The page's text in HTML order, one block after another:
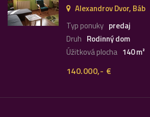
Alexandrov Dvor, Báb
Typ ponuky predaj
Druh Rodinný dom
Úžitková plocha 140 m²
140.000,- €